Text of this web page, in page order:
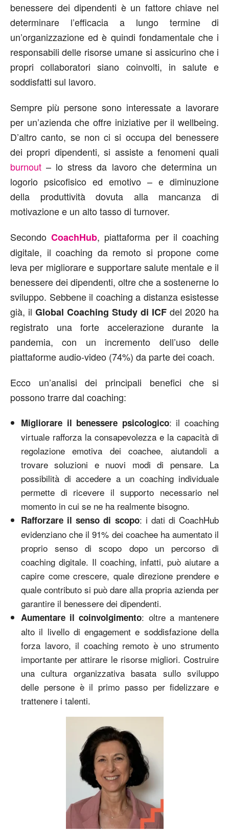
benessere dei dipendenti è un fattore chiave nel
determinare l’efficacia a lungo termine di
un’organizzazione ed è quindi fondamentale che i
responsabili delle risorse umane si assicurino che i
propri collaboratori siano coinvolti, in salute e
soddisfatti sul lavoro.
Sempre più persone sono interessate a lavorare
per un’azienda che offre iniziative per il wellbeing.
D’altro canto, se non ci si occupa del benessere
dei propri dipendenti, si assiste a fenomeni quali
burnout – lo stress da lavoro che determina un
logorio psicofisico ed emotivo – e diminuzione
della produttività dovuta alla mancanza di
motivazione e un alto tasso di turnover.
SecondoCoachHub, piattaforma per il coaching
digitale, il coaching da remoto si propone come
leva per migliorare e supportare salute mentale e il
benessere dei dipendenti, oltre che a sostenerne lo
sviluppo. Sebbene il coaching a distanza esistesse
già, il Global Coaching Study di ICF del 2020 ha
registrato una forte accelerazione durante la
pandemia, con un incremento dell’uso delle
piattaforme audio-video (74%) da parte dei coach.
Ecco un’analisi dei principali benefici che si
possono trarre dal coaching:
Migliorare il benessere psicologico: il coaching
virtuale rafforza la consapevolezza e la capacità di
regolazione emotiva dei coachee, aiutandoli a
trovare soluzioni e nuovi modi di pensare. La
possibilità di accedere a un coaching individuale
permette di ricevere il supporto necessario nel
momento in cui se ne ha realmente bisogno.
Rafforzare il senso di scopo: i dati di CoachHub
evidenziano che il 91% dei coachee ha aumentato il
proprio senso di scopo dopo un percorso di
coaching digitale. Il coaching, infatti, può aiutare a
capire come crescere, quale direzione prendere e
quale contributo si può dare alla propria azienda per
garantire il benessere dei dipendenti.
Aumentare il coinvolgimento: oltre a mantenere
alto il livello di engagement e soddisfazione della
forza lavoro, il coaching remoto è uno strumento
importante per attirare le risorse migliori. Costruire
una cultura organizzativa basata sullo sviluppo
delle persone è il primo passo per fidelizzare e
trattenere i talenti.